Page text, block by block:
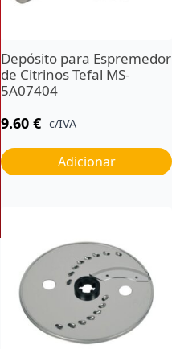
Depósito para Espremedor
de Citrinos Tefal MS-
5A07404
9.60€ c/IVA
Adicionar